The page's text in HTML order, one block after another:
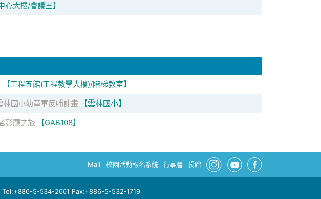
心大樓/會議室】
【工程五館(工程教學大樓)/階梯教室】
林國小幼童軍反哺計畫
【雲林國小】
影廳之旅 【GAB108】
Mail 校園活動報名系統 行事曆 捐贈
Tel:+886-5-534-2601 Fax:+886-5-532-1719